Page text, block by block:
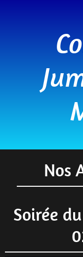
Nos
Soirée